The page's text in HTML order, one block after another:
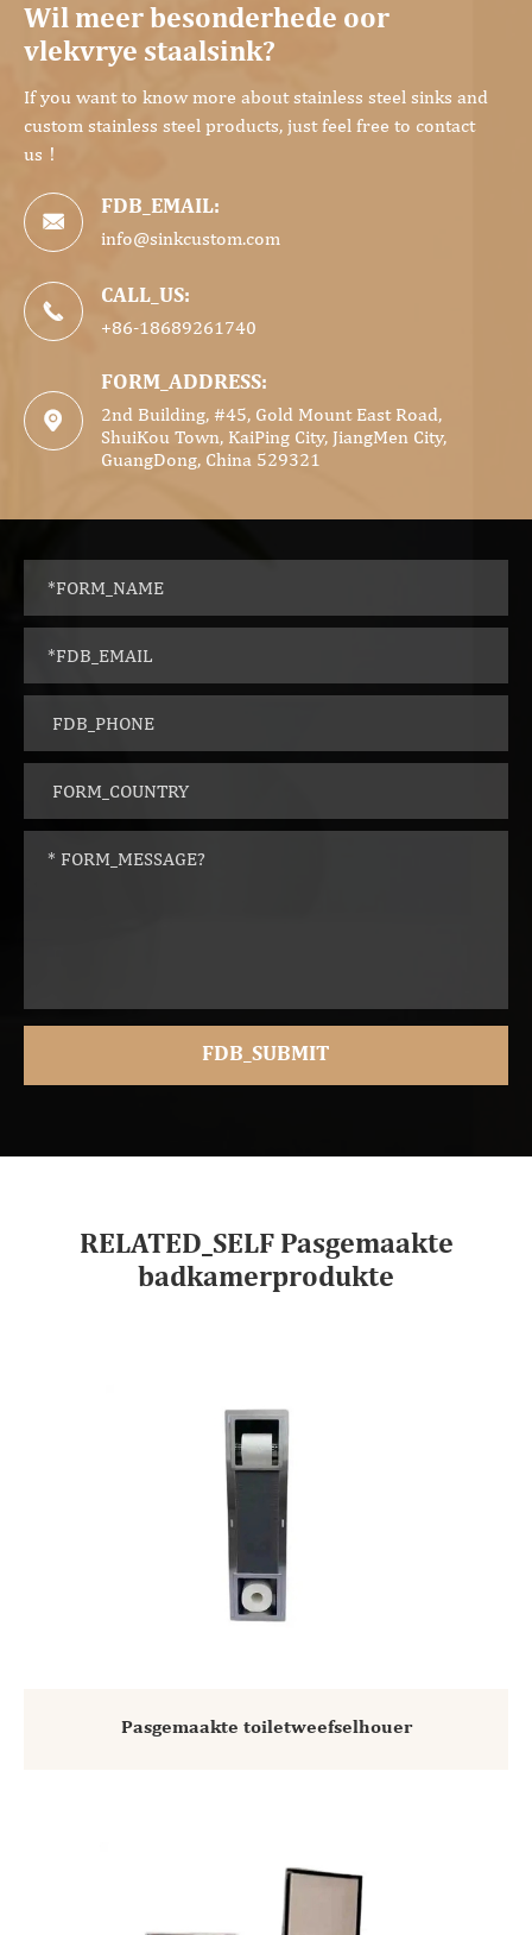
Wil meer besonderhede oor
vlekvrye staalsink?
If you want to know more about stainless steel sinks and
custom stainless steel products, just feel free to contact
us！

FDB_EMAIL:
info@sinkcustom.com

CALL_US:
+86-18689261740

FORM_ADDRESS:
2nd Building, #45, Gold Mount East Road,
ShuiKou Town, KaiPing City, JiangMen City,
GuangDong, China 529321
RELATED_SELF Pasgemaakte
badkamerprodukte
Pasgemaakte toiletweefselhouer